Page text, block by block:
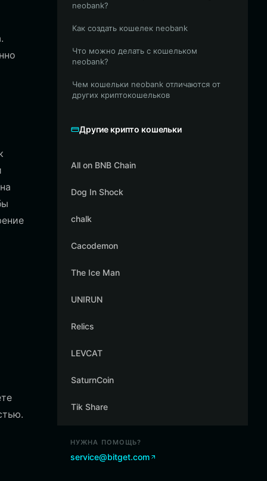
neobank?
Как создать кошелек neobank
Что можно делать с кошельком
neobank?
Чем кошельки neobank отличаются от
других криптокошельков
Другие крипто кошельки
All on BNB Chain
Dog In Shock
chalk
Cacodemon
The Ice Man
UNIRUN
Relics
LEVCAT
SaturnCoin
Tik Share
НУЖНА ПОМОЩЬ?
service@bitget.com